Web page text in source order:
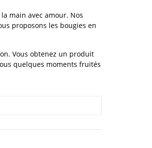
main avec amour. Nos
proposons les bougies en
Vous obtenez un produit
quelques moments fruités